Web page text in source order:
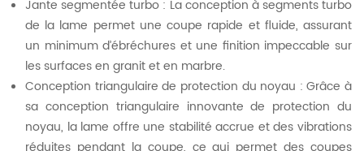
Jante segmentée turbo : La conception à segments turbo
de la lame permet une coupe rapide et fluide, assurant
un minimum d’ébréchures et une finition impeccable sur
les surfaces en granit et en marbre.
Conception triangulaire de protection du noyau : Grâce à
sa conception triangulaire innovante de protection du
noyau, la lame offre une stabilité accrue et des vibrations